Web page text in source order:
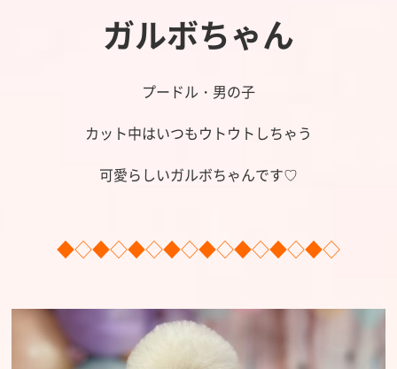
ガルボちゃん
プードル・男の子
カット中はいつもウトウトしちゃう
可愛らしいガルボちゃんです♡
◆◇◆◇◆◇◆◇◆◇◆◇◆◇◆◇